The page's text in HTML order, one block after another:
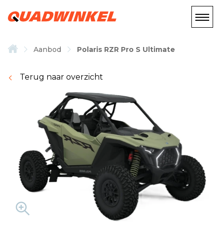
Aanbod Polaris RZR Pro S Ultimate
Terug naar overzicht